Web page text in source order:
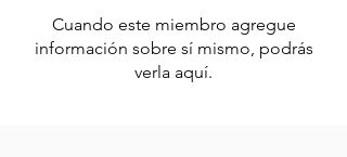
Cuando este miembro agregue
información sobre sí mismo, podrás
verla aquí.